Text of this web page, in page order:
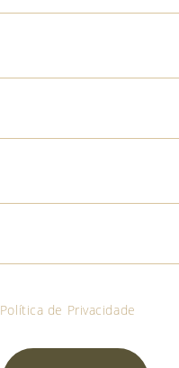
Política de Privacidade